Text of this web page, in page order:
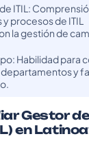
ITIL:
procesos de ITIL
la gestión de
Habilidad para
y
Gestor de
en